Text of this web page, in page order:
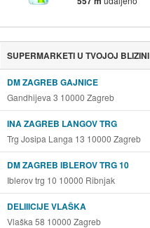
SUPERMARKETI U TVOJOJ BLIZINI
DM ZAGREB GAJNICE
Gandhijeva 3 10000 Zagreb
INA ZAGREB LANGOV TRG
Trg Josipa Langa 13 10000 Zagreb
DM ZAGREB IBLEROV TRG 10
Iblerov trg 10 10000 Ribnjak
DELIIICIJE VLAŠKA
Vlaška 58 10000 Zagreb